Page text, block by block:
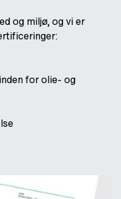
og miljø, og vi er
for olie- og